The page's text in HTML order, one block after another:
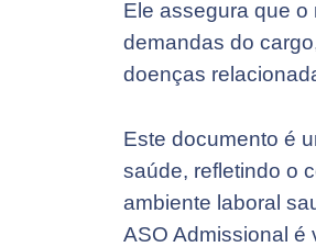
Ele assegura que
demandas do
doenças
Este documento é
saúde, refletindo o
ambiente laboral
ASO Admissional é